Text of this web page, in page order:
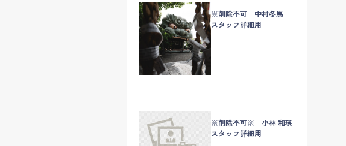
※削除不可 中村冬馬
スタッフ詳細用
※削除不可※ 小林 和瑛
スタッフ詳細用